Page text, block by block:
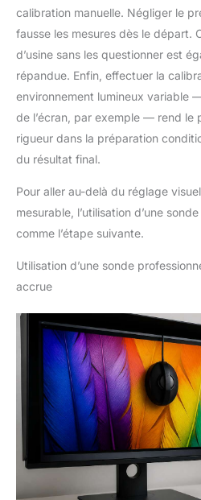
calibration manuelle. Négliger le
fausse les mesures dès le départ.
d’usine sans les questionner est
répandue. Enfin, effectuer la
environnement lumineux variable
de l’écran, par exemple — rend le
rigueur dans la préparation
du résultat final.
Pour aller au-delà du réglage
mesurable, l’utilisation d’une
comme l’étape suivante.
Utilisation d’une sonde
accrue